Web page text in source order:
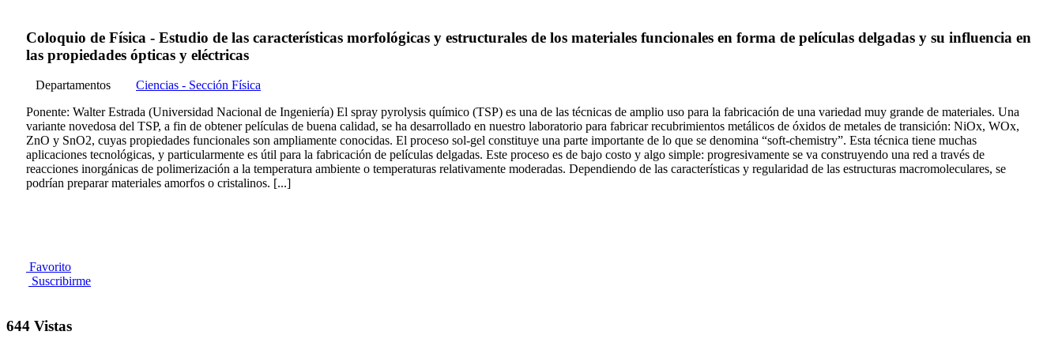
Coloquio de Fí­sica - Estudio de las características morfológicas y estructurales de los materiales funcionales en forma de películas delgadas y su influencia en
las propiedades ópticas y eléctricas
Departamentos
Ciencias - Sección Física
Ponente: Walter Estrada (Universidad Nacional de Ingeniería) El spray pyrolysis químico (TSP) es una de las técnicas de amplio uso para la fabricación de una variedad muy grande de materiales. Una
variante novedosa del TSP, a fin de obtener películas de buena calidad, se ha desarrollado en nuestro laboratorio para fabricar recubrimientos metálicos de óxidos de metales de transición: NiOx, WOx,
ZnO y SnO2, cuyas propiedades funcionales son ampliamente conocidas. El proceso sol-gel constituye una parte importante de lo que se denomina “soft-chemistry”. Esta técnica tiene muchas
aplicaciones tecnológicas, y particularmente es útil para la fabricación de películas delgadas. Este proceso es de bajo costo y algo simple: progresivamente se va construyendo una red a través de
reacciones inorgánicas de polimerización a la temperatura ambiente o temperaturas relativamente moderadas. Dependiendo de las características y regularidad de las estructuras macromoleculares, se
podrían preparar materiales amorfos o cristalinos. [...]
Favorito
Suscribirme
644 Vistas